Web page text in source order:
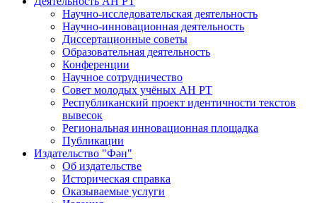
Научно-исследовательская деятельность
Научно-инновационная деятельность
Диссертационные советы
Образовательная деятельность
Конференции
Научное сотрудничество
Совет молодых учёных АН РТ
Республиканский проект идентичности текстов
вывесок
Региональная инновационная площадка
Публикации
Издательство "Фән"
Об издательстве
Историческая справка
Оказываемые услуги